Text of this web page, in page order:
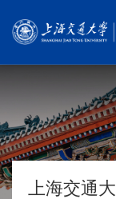
首页
招生简章
上海交通